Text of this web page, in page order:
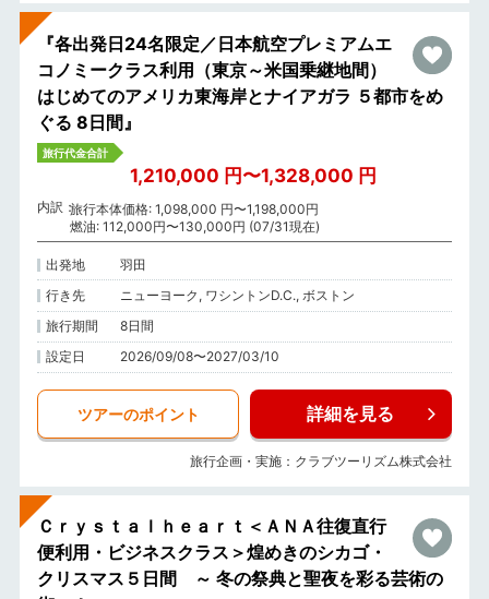
『各出発日24名限定／日本航空プレミアムエ
コノミークラス利用（東京～米国乗継地間）
はじめてのアメリカ東海岸とナイアガラ ５都市をめ
ぐる 8日間』
旅行代金合計
1,210,000 円〜1,328,000 円
内訳 旅行本体価格: 1,098,000 円〜1,198,000円
燃油: 112,000円〜130,000円 (07/31現在)
出発地
羽田
行き先
ニューヨーク, ワシントンD.C., ボストン
旅行期間
8日間
設定日
2026/09/08〜2027/03/10
ツアーのポイント 詳細を見る
旅行企画・実施：クラブツーリズム株式会社
Ｃｒｙｓｔａｌｈｅａｒｔ＜ＡＮＡ往復直行
便利用・ビジネスクラス＞煌めきのシカゴ・
クリスマス５日間 ～ 冬の祭典と聖夜を彩る芸術の